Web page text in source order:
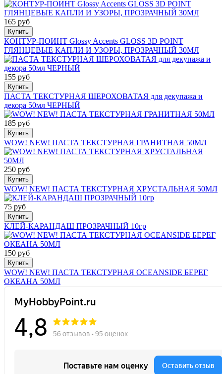
165 руб
Купить
КОНТУР-ПОИНТ Glossy Accents GLOSS 3D POINT
ГЛЯНЦЕВЫЕ КАПЛИ И УЗОРЫ, ПРОЗРАЧНЫЙ 30МЛ
155 руб
Купить
ПАСТА ТЕКСТУРНАЯ ШЕРОХОВАТАЯ для декупажа и
декора 50мл ЧЕРНЫЙ
185 руб
Купить
WOW! NEW! ПАСТА ТЕКСТУРНАЯ ГРАНИТНАЯ 50МЛ
250 руб
Купить
WOW! NEW! ПАСТА ТЕКСТУРНАЯ ХРУСТАЛЬНАЯ 50МЛ
75 руб
Купить
КЛЕЙ-КАРАНДАШ ПРОЗРАЧНЫЙ 10гр
150 руб
Купить
WOW! NEW! ПАСТА ТЕКСТУРНАЯ OCEANSIDE БЕРЕГ
ОКЕАНА 50МЛ